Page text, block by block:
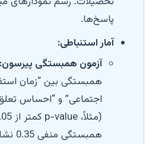
پاسخ‌ها.
آمار استنباطی:
آزمون همبستگی پیرسون:
همبستگی بین “زمان
اجتماعی” و “احساس